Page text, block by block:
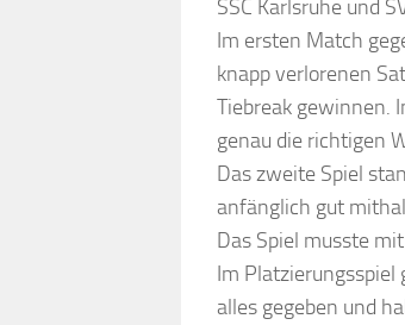
SSC Karlsruhe und
Im ersten Match
knapp verlorenen
Tiebreak gewinnen.
genau die richtigen
Das zweite Spiel
anfänglich gut
Das Spiel musste
Im Platzierungsspiel
alles gegeben und